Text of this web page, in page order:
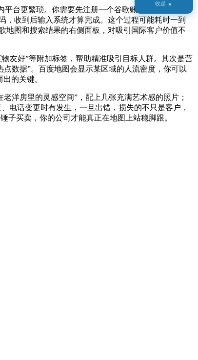
平台更繁琐。你需要先注册一个谷歌账号，进入管理后
，收到后输入系统才算完成。这个过程可能耗时一到
地图和搜索结果的右侧面板，对吸引国际客户价值不
友好”等附加标签，帮助精准吸引目标人群。其次是营
数据”。百度地图会显示某区域的人流密度，你可以
的关键。
洋房里的灵感空间”，配上几张充满艺术感的照片；
电话变更时有发生，一旦出错，损失的不只是客户，
买卖，你的公司才能真正在地图上站稳脚跟。
收起 ▲